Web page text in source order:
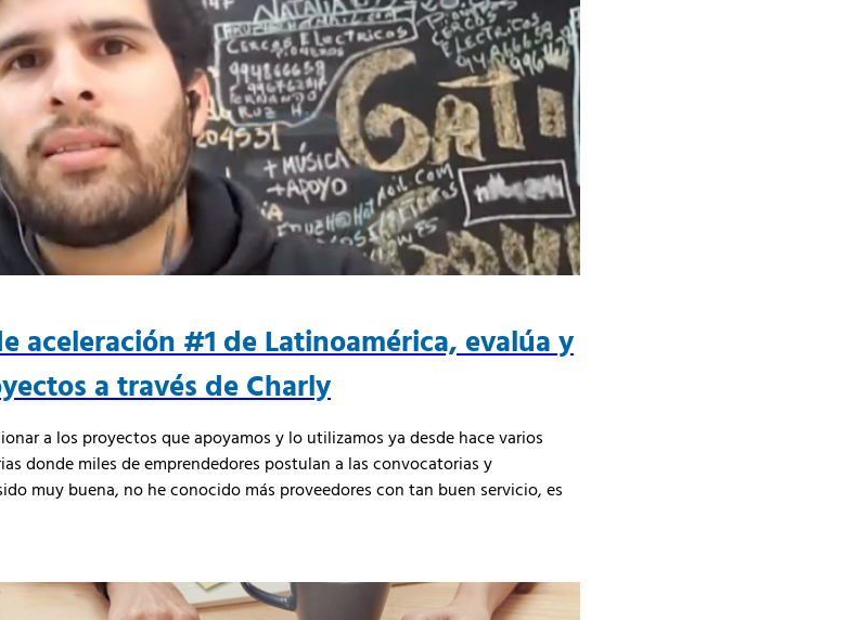
aceleración #1 de Latinoamérica, evalúa y
a través de Charly
a los proyectos que apoyamos y lo utilizamos ya desde hace varios
donde miles de emprendedores postulan a las convocatorias y
muy buena, no he conocido más proveedores con tan buen servicio, es